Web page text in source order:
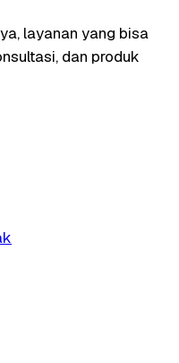
layanan yang bisa
dan produk